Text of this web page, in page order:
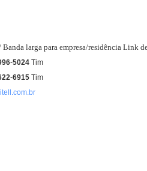
larga para empresa/residência Link
-5024 Tim
-6915 Tim